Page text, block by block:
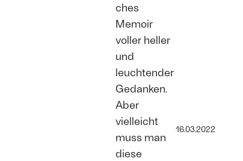
ches
Memoir
voller heller
und
leuchtender
Gedanken.
Aber
vielleicht
muss man
diese
16.03.2022